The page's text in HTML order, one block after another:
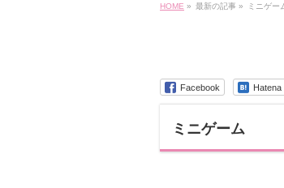
HOME » 最新の記事 » ミニゲー
Facebook Hatena
ミニゲーム